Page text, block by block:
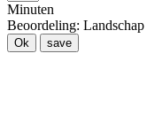
Minuten
Beoordeling: Landschap
Ok save